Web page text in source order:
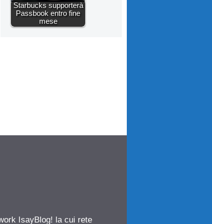
Starbucks supporterà
Passbook entro fine
mese
IsayBlog! la cui rete